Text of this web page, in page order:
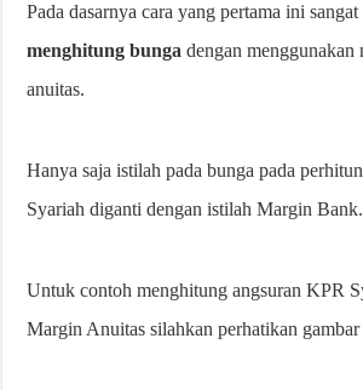
Pada dasarnya cara yang pertama ini
menghitung bunga dengan menggunakan
anuitas.
Hanya saja istilah pada bunga pada
Syariah diganti dengan istilah Margin Bank.
Untuk contoh menghitung angsuran KPR
Margin Anuitas silahkan perhatikan